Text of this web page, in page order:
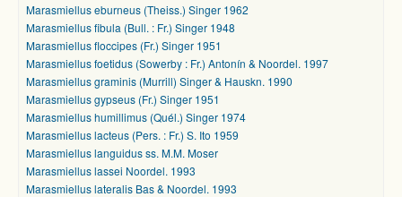
Marasmiellus eburneus (Theiss.) Singer 1962
Marasmiellus fibula (Bull. : Fr.) Singer 1948
Marasmiellus floccipes (Fr.) Singer 1951
Marasmiellus foetidus (Sowerby : Fr.) Antonín & Noordel. 1997
Marasmiellus graminis (Murrill) Singer & Hauskn. 1990
Marasmiellus gypseus (Fr.) Singer 1951
Marasmiellus humillimus (Quél.) Singer 1974
Marasmiellus lacteus (Pers. : Fr.) S. Ito 1959
Marasmiellus languidus ss. M.M. Moser
Marasmiellus lassei Noordel. 1993
Marasmiellus lateralis Bas & Noordel. 1993